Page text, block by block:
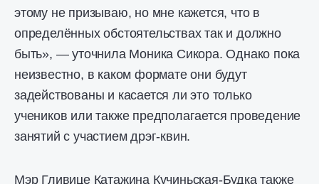
этому не призываю, но мне кажется, что в
определённых обстоятельствах так и должно
быть», — уточнила Моника Сикора. Однако пока
неизвестно, в каком формате они будут
задействованы и касается ли это только
учеников или также предполагается проведение
занятий с участием дрэг-квин.
Мэр Гливице Катажина Кучиньская-Будка также